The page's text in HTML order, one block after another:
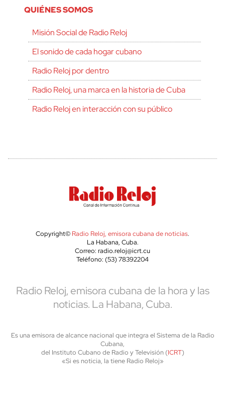
QUIÉNES SOMOS
Misión Social de Radio Reloj
El sonido de cada hogar cubano
Radio Reloj por dentro
Radio Reloj, una marca en la historia de Cuba
Radio Reloj en interacción con su público
Copyright© Radio Reloj, emisora cubana de noticias.
La Habana, Cuba.
Correo: radio.reloj@icrt.cu
Teléfono: (53) 78392204
Radio Reloj, emisora cubana de la hora y las
noticias. La Habana, Cuba.
Es una emisora de alcance nacional que integra el Sistema de la Radio
Cubana,
del Instituto Cubano de Radio y Televisión (ICRT)
«Si es noticia, la tiene Radio Reloj»